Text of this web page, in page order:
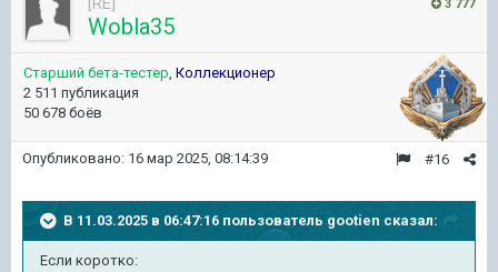
3 777
Wobla35
Старший бета-тестер, Коллекционер
2 511 публикация
50 678 боёв
#16
Опубликовано: 16 мар 2025, 08:14:39
В 11.03.2025 в 06:47:16 пользователь gootien сказал:
Если коротко: